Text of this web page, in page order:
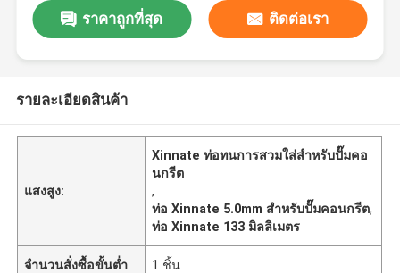
ราคาถูกที่สุด ติดต่อเรา
รายละเอียดสินค้า
แสงสูง:
Xinnate ท่อทนการสวมใส่สําหรับปั๊มคอ
นกรีต
,
ท่อ Xinnate 5.0mm สําหรับปั๊มคอนกรีต,
ท่อ Xinnate 133 มิลลิเมตร
จำนวนสั่งซื้อขั้นต่ำ 1 ชิ้น